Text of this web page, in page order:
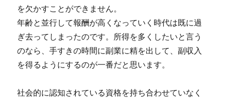
を欠かすことができません。
年齢と並行して報酬が高くなっていく時代は既に過
ぎ去ってしまったのです。所得を多くしたいと言う
のなら、手すきの時間に副業に精を出して、副収入
を得るようにするのが一番だと思います。
社会的に認知されている資格を持ち合わせていなく